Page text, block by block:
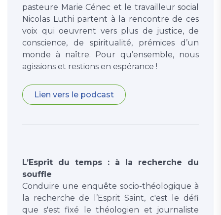
pasteure Marie Cénec et le travailleur social
Nicolas Luthi partent à la rencontre de ces
voix qui oeuvrent vers plus de justice, de
conscience, de spiritualité, prémices d’un
monde à naître. Pour qu’ensemble, nous
agissions et restions en espérance !
Lien vers le podcast
L’Esprit du temps : à la recherche du
souffle
Conduire une enquête socio-théologique à
la recherche de l’Esprit Saint, c'est le défi
que s'est fixé le théologien et journaliste